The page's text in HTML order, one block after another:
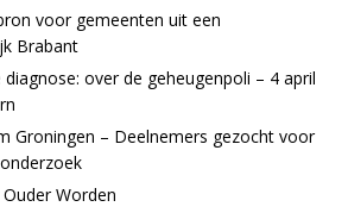
voor gemeenten uit een
Brabant
over de geheugenpoli – 4 april
Groningen – Deelnemers gezocht voor
Worden